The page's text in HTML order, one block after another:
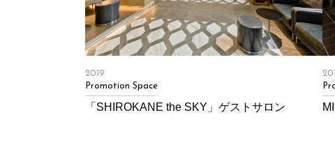
2019
Promotion Space
「SHIROKANE the SKY」ゲストサロン